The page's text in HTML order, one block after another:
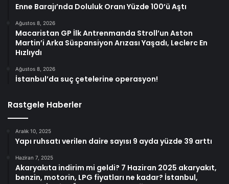
Enne Barajı’nda Doluluk Oranı Yüzde 100’ü Aştı
Ağustos 8, 2026
Macaristan GP İlk Antrenmanda Stroll’un Aston
Martin’i Arka Süspansiyon Arızası Yaşadı, Leclerc En
Hızlıydı
Ağustos 8, 2026
İstanbul’da suç çetelerine operasyon!
Rastgele Haberler
Aralık 10, 2025
Yapı ruhsatı verilen daire sayısı 9 ayda yüzde 39 arttı
Haziran 7, 2025
Akaryakıta indirim mi geldi? 7 Haziran 2025 akaryakıt,
benzin, motorin, LPG fiyatları ne kadar? İstanbul,